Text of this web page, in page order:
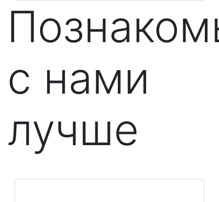
с нами
лучше